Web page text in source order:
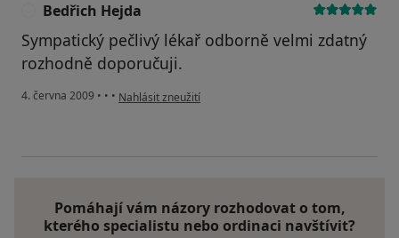
Bedřich Hejda
Sympatický pečlivý lékař odborně velmi zdatný
rozhodně doporučuji.
4. června 2009 • • • podle názoru uživatele Bedřich Hejda
Nahlásit zneužití
Pomáhají vám názory rozhodovat o tom,
kterého specialistu nebo ordinaci navštívit?